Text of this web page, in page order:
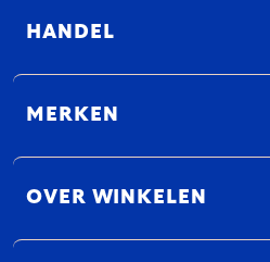
HANDEL
MERKEN
OVER WINKELEN